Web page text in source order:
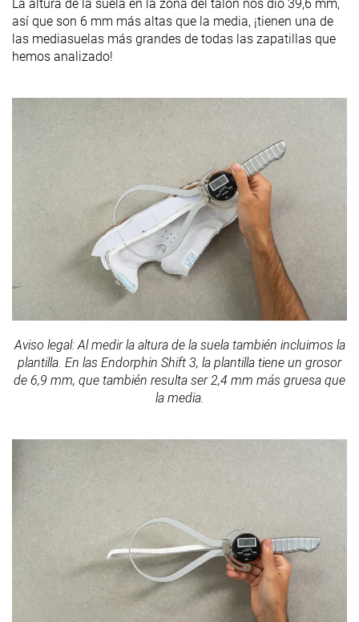
La altura de la suela en la zona del talón nos dio 39,6 mm,
así que son 6 mm más altas que la media, ¡tienen una de
las mediasuelas más grandes de todas las zapatillas que
hemos analizado!
Aviso legal: Al medir la altura de la suela también incluimos la
plantilla. En las Endorphin Shift 3, la plantilla tiene un grosor
de 6,9 mm, que también resulta ser 2,4 mm más gruesa que
la media.